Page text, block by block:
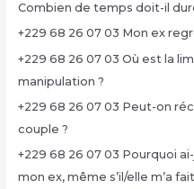
Combien de temps doit-il
+229 68 26 07 03 Mon ex
+229 68 26 07 03 Où est la
manipulation ?
+229 68 26 07 03 Peut-on
couple ?
+229 68 26 07 03 Pourquoi
mon ex, même s’il/elle m’a